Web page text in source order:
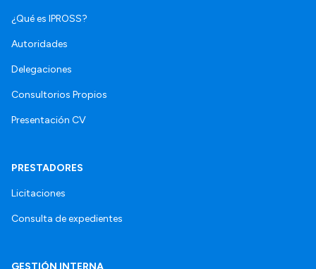
¿Qué es IPROSS?
Autoridades
Delegaciones
Consultorios Propios
Presentación CV
PRESTADORES
Licitaciones
Consulta de expedientes
GESTIÓN INTERNA